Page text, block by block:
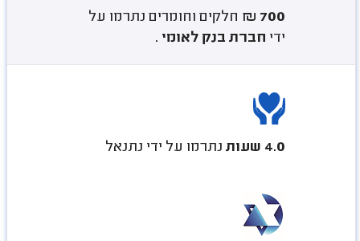
700 ₪
חלקים וחומרים נתרמו על
ידי חברת בנק לאומי
4.0 שעות נתרמו על ידי נתנאל